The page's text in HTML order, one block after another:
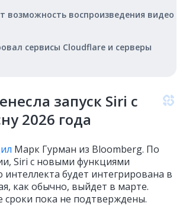
возможность воспроизведения видео
сервисы Cloudflare и серверы
запуск Siri с
2026 года
Марк Гурман из Bloomberg. По
Siri с новыми функциями
интеллекта будет интегрирована в
как обычно, выйдет в марте.
сроки пока не подтверждены.